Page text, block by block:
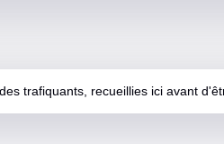
trafiquants, recueillies ici avant